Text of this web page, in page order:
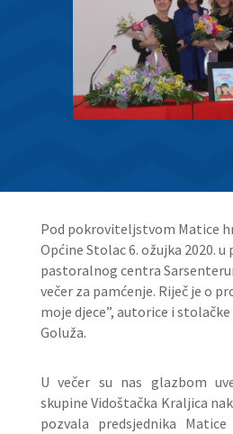
Pod pokroviteljstvom Matice
Općine Stolac 6. ožujka 2020.
pastoralnog centra
večer za pamćenje. Riječ je o
moje djece”, autorice i
Goluža.
U večer su nas glazbom
skupine Vidoštačka Kraljica
pozvala predsjednika